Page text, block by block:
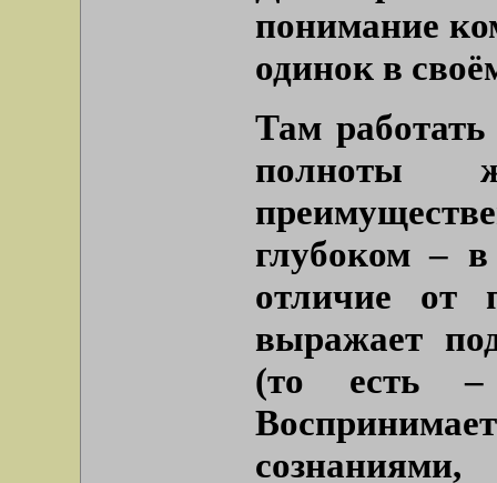
понимание
одинок в
Там
полноты
глубоком –
отличие от
выражает
(то есть –